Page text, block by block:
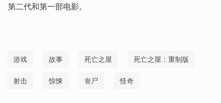
第二代和第一部电影。
游戏 故事 死亡之屋 死亡之屋：重制版
射击 惊悚 丧尸 怪奇